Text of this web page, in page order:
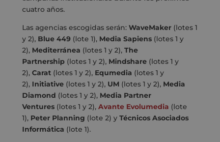
cuatro años.
Las agencias escogidas serán: WaveMaker(lotes 1
y 2),Blue 449(lote 1), Media Sapiens(lotes 1 y
2), Mediterránea (lotes 1 y 2), The
Partnership (lotes 1 y 2), Mindshare(lotes 1 y
2), Carat(lotes 1 y 2), Equmedia (lotes 1 y
2), Initiative(lotes 1 y 2), UM (lotes 1 y 2), Media
Diamond (lotes 1 y 2), Media Partner
Ventures(lotes 1 y 2), Avante Evolumedia (lote
1), Peter Planning (lote 2) y Técnicos Asociados
Informática (lote 1).